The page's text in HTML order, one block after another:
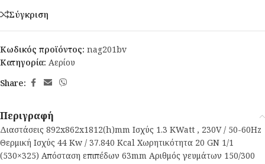
Σύγκριση
Κωδικός προϊόντος: nag201bv
Κατηγορία: Αερίου
Share:
Περιγραφή
Διαστάσεις 892x862x1812(h)mm Ισχύς 1.3 KWatt , 230V / 50-60Hz
Θερμική Ισχύς 44 Kw / 37.840 Kcal Χωρητικότητα 20 GN 1/1
(530×325) Απόσταση επιπέδων 63mm Αριθμός γευμάτων 150/300